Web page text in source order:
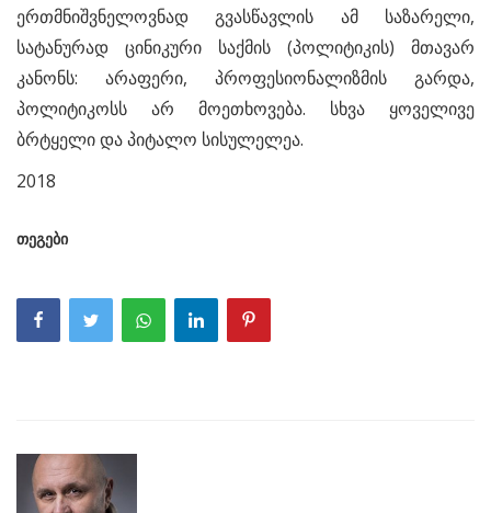
ერთმნიშვნელოვნად გვასწავლის ამ საზარელი,
სატანურად ცინიკური საქმის (პოლიტიკის) მთავარ
კანონს: არაფერი, პროფესიონალიზმის გარდა,
პოლიტიკოსს არ მოეთხოვება. სხვა ყოველივე
ბრტყელი და პიტალო სისულელეა.
2018
თეგები